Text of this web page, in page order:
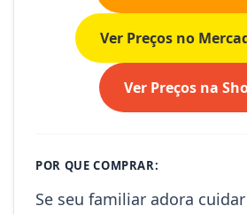
Ver Preços no
Ver Preços na
POR QUE COMPRAR:
Se seu familiar adora